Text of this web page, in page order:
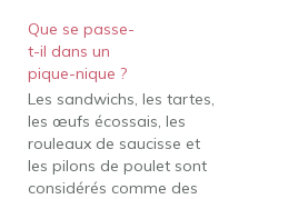
entier tartinés de beurre
d'arachide naturel.
Apportez des fruits frais
comme des bananes,
des pommes, des pêches
ou des poires, ou des
coupes de fruits
emballées dans…
Que se passe-
t-il dans un
pique-nique ?
Les sandwichs, les tartes,
les œufs écossais, les
rouleaux de saucisse et
les pilons de poulet sont
considérés comme des